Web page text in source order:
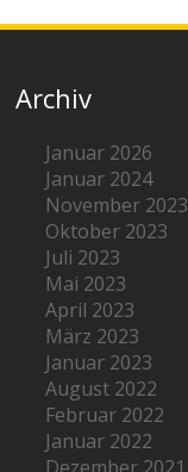
Archiv
Januar 2026
Januar 2024
November 2023
Oktober 2023
Juli 2023
Mai 2023
April 2023
März 2023
Januar 2023
August 2022
Februar 2022
Januar 2022